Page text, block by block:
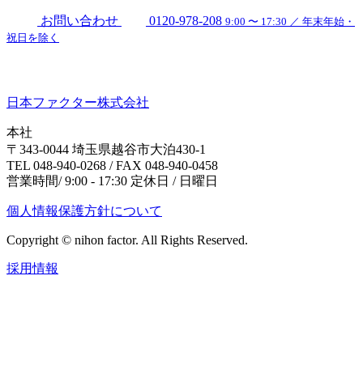
お問い合わせ 0120-978-208 9:00 〜 17:30 ／ 年末年始・
祝日を除く
日本ファクター株式会社
本社
〒343-0044 埼玉県越谷市大泊430-1
TEL 048-940-0268 / FAX 048-940-0458
営業時間/ 9:00 - 17:30 定休日 / 日曜日
個人情報保護方針について
Copyright © nihon factor. All Rights Reserved.
採用情報